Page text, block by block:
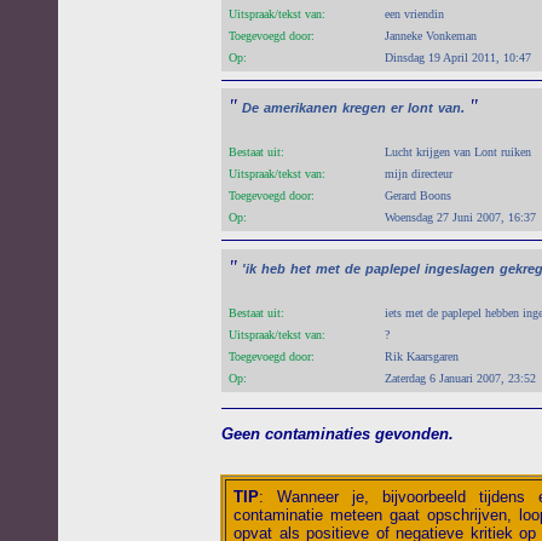
Uitspraak/tekst van:
een vriendin
Toegevoegd door:
Janneke Vonkeman
Op:
Dinsdag 19 April 2011, 10:47
" De amerikanen kregen er lont van. "
Bestaat uit:
Lucht krijgen van Lont ruiken
Uitspraak/tekst van:
mijn directeur
Toegevoegd door:
Gerard Boons
Op:
Woensdag 27 Juni 2007, 16:37
" 'ik heb het met de paplepel ingeslagen
Bestaat uit:
iets met de paplepel hebben
Uitspraak/tekst van:
?
Toegevoegd door:
Rik Kaarsgaren
Op:
Zaterdag 6 Januari 2007, 23:52
Geen contaminaties gevonden.
TIP: Wanneer je, bijvoorbeeld tijdens
contaminatie meteen gaat opschrijven,
opvat als positieve of negatieve kritiek